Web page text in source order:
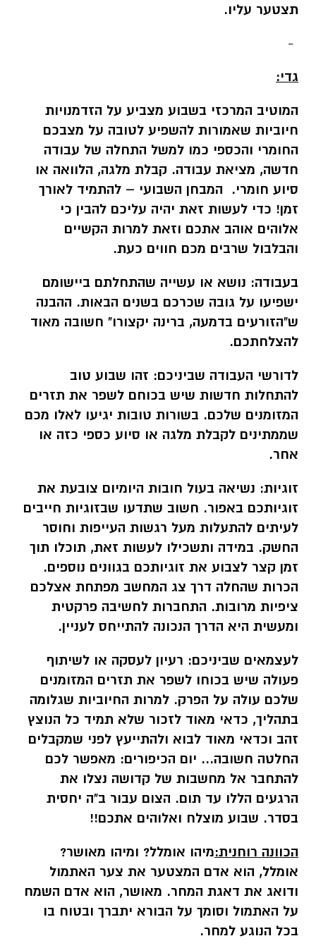
תצטער עליו.
-
גדי:
המוטיב המרכזי בשבוע מצביע על הזדמנויות
חיוביות שאמורות להשפיע לטובה על מצבכם
החומרי והכספי כמו למשל התחלה של עבודה
חדשה, מציאת עבודה. קבלת מלגה, הלוואה או
סיוע חומרי. המבחן השבועי – להתמיד לאורך
זמן! כדי לעשות זאת יהיה עליכם להבין כי
אלוהים אוהב אתכם וזאת למרות הקשיים
והבלבול שרבים מכם חווים כעת.
בעבודה: נושא או עשייה שהתחלתם ביישומם
ישפיעו על גובה שכרכם בשנים הבאות. ההבנה
ש"הזורעים בדמעה, ברינה יקצורו" חשובה מאוד
להצלחתכם.
לדורשי העבודה שביניכם: זהו שבוע טוב
להתחלות חדשות שיש בכוחם לשפר את תזרים
המזומנים שלכם. בשורות טובות יגיעו לאלו מכם
שממתינים לקבלת מלגה או סיוע כספי כזה או
אחר.
זוגיות: נשיאה בעול חובות היומיום צובעת את
זוגיותכם באפור. חשוב שתדעו שבזוגיות חייבים
לעיתים להתעלות מעל רגשות העייפות וחוסר
החשק. במידה ותשכילו לעשות זאת, תוכלו תוך
זמן קצר לצבוע את זוגיותכם בגוונים נוספים.
הכרות שהחלה דרך צג המחשב מפתחת אצלכם
ציפיות מרובות. התחברות לחשיבה פרקטית
ומעשית היא הדרך הנכונה להתייחס לעניין.
לעצמאים שביניכם: רעיון לעסקה או לשיתוף
פעולה שיש בכוחו לשפר את תזרים המזומנים
שלכם עולה על הפרק. למרות החיוביות שגלומה
בתהליך, כדאי מאוד לזכור שלא תמיד כל הנוצץ
זהב וכדאי מאוד לבוא ולהתייעץ לפני שמקבלים
החלטה חשובה... יום הכיפורים: מאפשר לכם
להתחבר אל מחשבות של קדושה נצלו את
הרגעים הללו עד תום. הצום עבור ב"ה יחסית
בסדר. שבוע מוצלח ואלוהים אתכם!!
הכוונה רוחנית:מיהו אומלל? ומיהו מאושר?
אומלל, הוא אדם המצטער את צער האתמול
ודואג את דאגת המחר. מאושר, הוא אדם השמח
על האתמול וסומך על הבורא יתברך ובטוח בו
בכל הנוגע למחר.